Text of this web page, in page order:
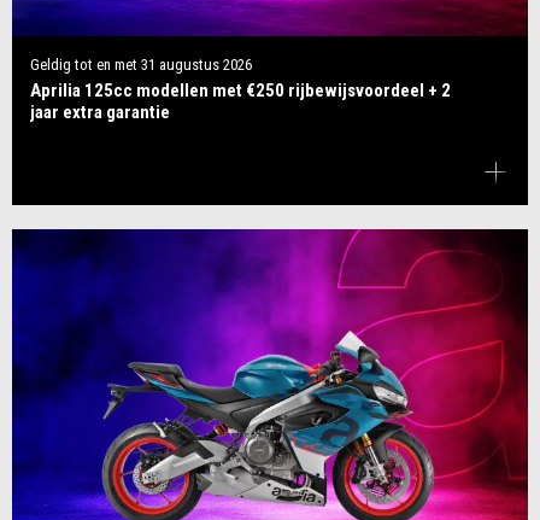
Geldig tot en met 31 augustus 2026
Aprilia 125cc modellen met €250 rijbewijsvoordeel + 2
jaar extra garantie